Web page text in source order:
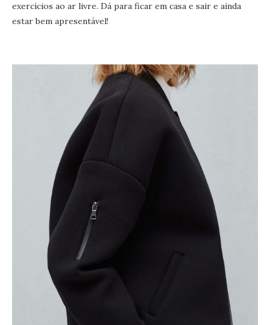
exercícios ao ar livre. Dá para ficar em casa e sair e ainda
estar bem apresentável!